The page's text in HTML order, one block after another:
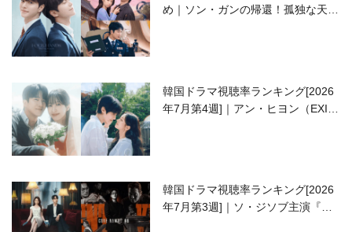
め｜ソン・ガンの帰還！孤独な天才
韓国ドラマ視聴率ランキング[2026
年7月第4週]｜アン・ヒヨン（EXID
韓国ドラマ視聴率ランキング[2026
年7月第3週]｜ソ・ジソブ主演『エ